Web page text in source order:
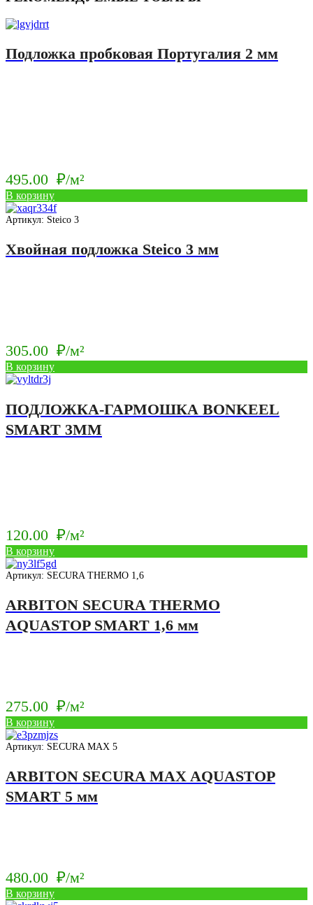
Подложка пробковая Португалия 2 мм
495.00 ₽/м²
В корзину
Артикул: Steico 3
Хвойная подложка Steico 3 мм
305.00 ₽/м²
В корзину
ПОДЛОЖКА-ГАРМОШКА BONKEEL
SMART 3ММ
120.00 ₽/м²
В корзину
Артикул: SECURA THERMO 1,6
ARBITON SECURA THERMO
AQUASTOP SMART 1,6 мм
275.00 ₽/м²
В корзину
Артикул: SECURA MAX 5
ARBITON SECURA MAX AQUASTOP
SMART 5 мм
480.00 ₽/м²
В корзину